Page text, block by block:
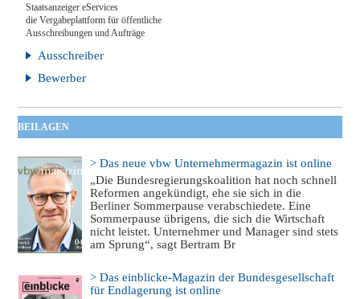
Staatsanzeiger eServices
die Vergabeplattform für öffentliche
Ausschreibungen und Aufträge
Ausschreiber
Bewerber
BEILAGEN
> Das neue vbw Unternehmermagazin ist online
„Die Bundesregierungskoalition hat noch schnell
Reformen angekündigt, ehe sie sich in die
Berliner Sommerpause verabschiedete. Eine
Sommerpause übrigens, die sich die Wirtschaft
nicht leistet. Unternehmer und Manager sind stets
am Sprung“, sagt Bertram Br
> Das einblicke-Magazin der Bundesgesellschaft
für Endlagerung ist online